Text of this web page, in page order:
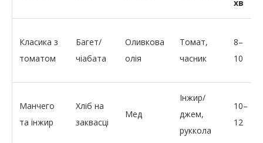
хв
Класика з
томатом
Багет/
чіабата
Оливкова
олія
Томат,
часник
8–
10
Манчего
та інжир
Хліб на
заквасці
Мед
Інжир/
джем,
руккола
10–
12